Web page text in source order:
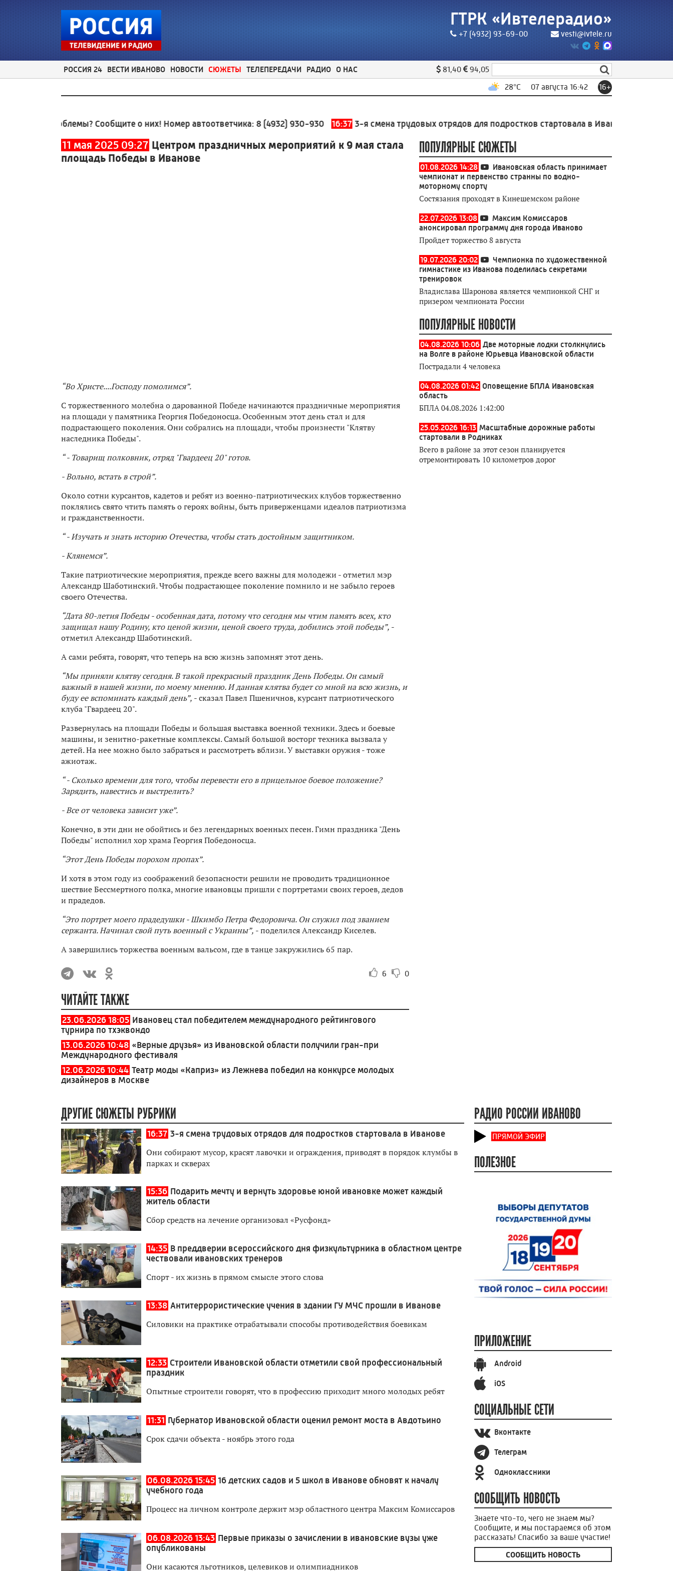
ГТРК «Ивтелерадио»
+7 (4932) 93-69-00 vesti@ivtele.ru
РОССИЯ 24 ВЕСТИ ИВАНОВО НОВОСТИ СЮЖЕТЫ ТЕЛЕПЕРЕДАЧИ РАДИО О НАС 81,40
94,05
28°C 07 августа 16:42 16+
проблемы? Сообщите о них! Номер автоответчика:8 (4932) 930-930 16:37 3-я смена трудовых отрядов для подростков стартовала в Иванове 16:05
11 мая 2025 09:27 Центром праздничных мероприятий к 9 мая стала
площадь Победы в Иванове
“Во Христе....Господу помолимся”.
С торжественного молебна о дарованной Победе начинаются праздничные мероприятия
на площади у памятника Георгия Победоносца. Особенным этот день стал и для
подрастающего поколения. Они собрались на площади, чтобы произнести "Клятву
наследника Победы".
“ - Товарищ полковник, отряд "Гвардеец 20" готов.
- Вольно, встать в строй”.
Около сотни курсантов, кадетов и ребят из военно-патриотических клубов торжественно
поклялись свято чтить память о героях войны, быть приверженцами идеалов патриотизма
и гражданственности.
“ - Изучать и знать историю Отечества, чтобы стать достойным защитником.
- Клянемся”.
Такие патриотические мероприятия, прежде всего важны для молодежи - отметил мэр
Александр Шаботинский. Чтобы подрастающее поколение помнило и не забыло героев
своего Отечества.
“Дата 80-летия Победы - особенная дата, потому что сегодня мы чтим память всех, кто
защищал нашу Родину, кто ценой жизни, ценой своего труда, добились этой победы”, -
отметил Александр Шаботинский.
А сами ребята, говорят, что теперь на всю жизнь запомнят этот день.
“Мы приняли клятву сегодня. В такой прекрасный праздник День Победы. Он самый
важный в нашей жизни, по моему мнению. И данная клятва будет со мной на всю жизнь, и
буду ее вспоминать каждый день”, - сказал Павел Пшеничнов, курсант патриотического
клуба "Гвардеец 20".
Развернулась на площади Победы и большая выставка военной техники. Здесь и боевые
машины, и зенитно-ракетные комплексы. Самый большой восторг техника вызвала у
детей. На нее можно было забраться и рассмотреть вблизи. У выставки оружия - тоже
ажиотаж.
“ - Сколько времени для того, чтобы перевести его в прицельное боевое положение?
Зарядить, навестись и выстрелить?
- Все от человека зависит уже”.
Конечно, в эти дни не обойтись и без легендарных военных песен. Гимн праздника "День
Победы" исполнил хор храма Георгия Победоносца.
“Этот День Победы порохом пропах”.
И хотя в этом году из соображений безопасности решили не проводить традиционное
шествие Бессмертного полка, многие ивановцы пришли с портретами своих героев, дедов
и прадедов.
“Это портрет моего прадедушки - Шкимбо Петра Федоровича. Он служил под званием
сержанта. Начинал свой путь военный с Украины”, - поделился Александр Киселев.
А завершились торжества военным вальсом, где в танце закружились 65 пар.
6 0
ЧИТАЙТЕ ТАКЖЕ
23.06.2026 18:05 Ивановец стал победителем международного рейтингового
турнира по тхэквондо
13.06.2026 10:48 «Верные друзья» из Ивановской области получили гран-при
Международного фестиваля
12.06.2026 10:44 Театр моды «Каприз» из Лежнева победил на конкурсе молодых
дизайнеров в Москве
ПОПУЛЯРНЫЕ СЮЖЕТЫ
01.08.2026 14:28
Ивановская область принимает
чемпионат и первенство странны по водно-
моторному спорту
Состязания проходят в Кинешемском районе
22.07.2026 13:08
Максим Комиссаров
анонсировал программу дня города Иваново
Пройдет торжество 8 августа
19.07.2026 20:02
Чемпионка по художественной
гимнастике из Иванова поделилась секретами
тренировок
Владислава Шаронова является чемпионкой СНГ и
призером чемпионата России
ПОПУЛЯРНЫЕ НОВОСТИ
04.08.2026 10:06 Две моторные лодки столкнулись
на Волге в районе Юрьевца Ивановской области
Пострадали 4 человека
04.08.2026 01:42 Оповещение БПЛА Ивановская
область
БПЛА 04.08.2026 1:42:00
25.05.2026 16:13 Масштабные дорожные работы
стартовали в Родниках
Всего в районе за этот сезон планируется
отремонтировать 10 километров дорог
ДРУГИЕ СЮЖЕТЫ РУБРИКИ
16:37 3-я смена трудовых отрядов для подростков стартовала в Иванове
Они собирают мусор, красят лавочки и ограждения, приводят в порядок клумбы в
парках и скверах
15:36 Подарить мечту и вернуть здоровье юной ивановке может каждый
житель области
Сбор средств на лечение организовал «Русфонд»
14:35 В преддверии всероссийского дня физкультурника в областном центре
чествовали ивановских тренеров
Спорт - их жизнь в прямом смысле этого слова
13:38 Антитеррористические учения в здании ГУ МЧС прошли в Иванове
Силовики на практике отрабатывали способы противодействия боевикам
12:33 Строители Ивановской области отметили свой профессиональный
праздник
Опытные строители говорят, что в профессию приходит много молодых ребят
11:31 Губернатор Ивановской области оценил ремонт моста в Авдотьино
Срок сдачи объекта - ноябрь этого года
06.08.2026 15:45 16 детских садов и 5 школ в Иванове обновят к началу
учебного года
Процесс на личном контроле держит мэр областного центра Максим Комиссаров
06.08.2026 13:43 Первые приказы о зачислении в ивановские вузы уже
опубликованы
Они касаются льготников, целевиков и олимпиадников
РАДИО РОССИИ ИВАНОВО
ПРЯМОЙ ЭФИР
ПОЛЕЗНОЕ
ПРИЛОЖЕНИЕ
Android
iOS
СОЦИАЛЬНЫЕ СЕТИ
Вконтакте
Телеграм
Одноклассники
СООБЩИТЬ НОВОСТЬ
Знаете что-то, чего не знаем мы?
Сообщите, и мы постараемся об этом
рассказать! Спасибо за ваше участие!
СООБЩИТЬ НОВОСТЬ